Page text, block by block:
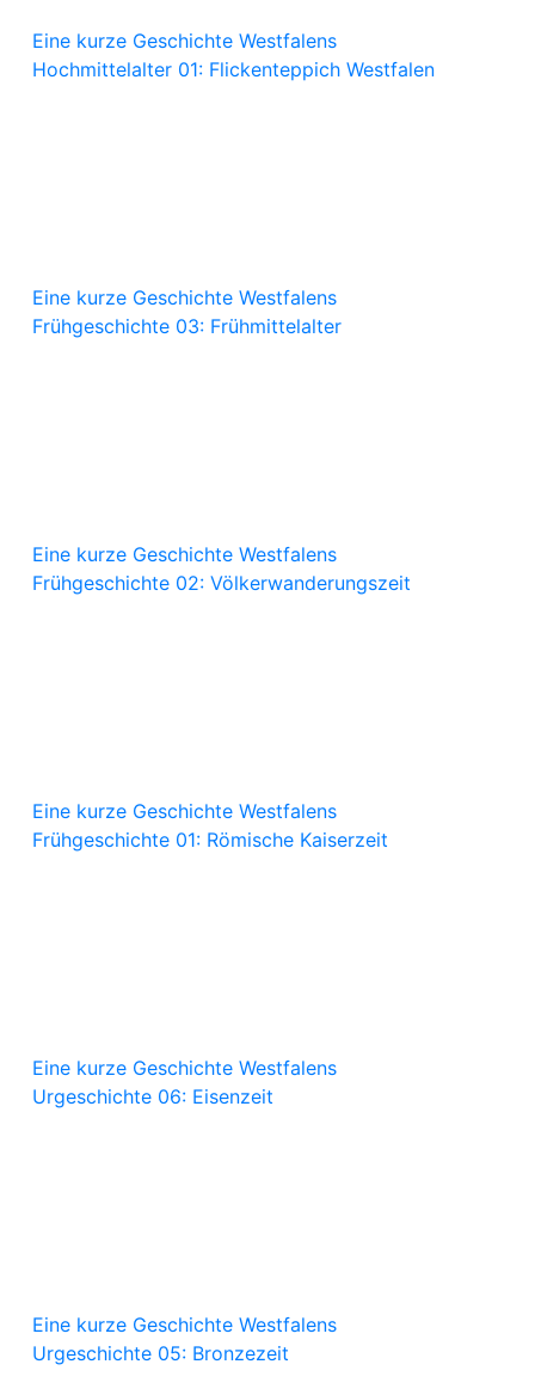
Eine kurze Geschichte Westfalens
Hochmittelalter 01: Flickenteppich Westfalen
Eine kurze Geschichte Westfalens
Frühgeschichte 03: Frühmittelalter
Eine kurze Geschichte Westfalens
Frühgeschichte 02: Völkerwanderungszeit
Eine kurze Geschichte Westfalens
Frühgeschichte 01: Römische Kaiserzeit
Eine kurze Geschichte Westfalens
Urgeschichte 06: Eisenzeit
Eine kurze Geschichte Westfalens
Urgeschichte 05: Bronzezeit